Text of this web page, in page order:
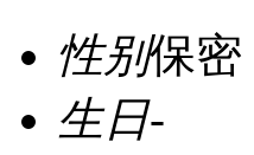
性别保密
生日-